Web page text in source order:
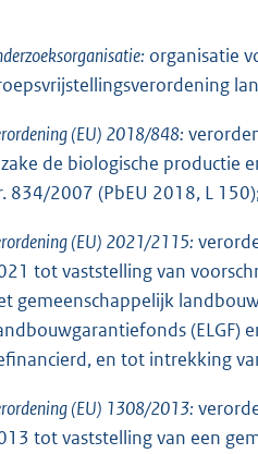
organisatie
(EU) 2018/848:
de biologische productie
834/2007 (PbEU 2018, L
(EU) 2021/2115:
tot vaststelling van
gemeenschappelijk
en tot intrekking
(EU) 1308/2013:
tot vaststelling van een